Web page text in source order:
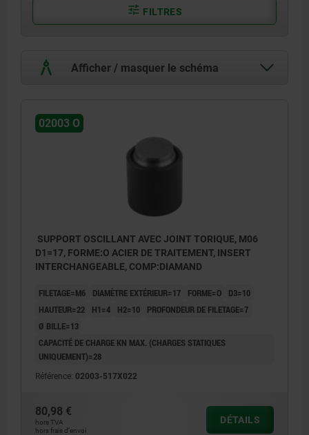
FILTRES
Afficher / masquer le schéma
02003 O
SUPPORT OSCILLANT AVEC JOINT TORIQUE, M06
D1=17, FORME:O ACIER DE TRAITEMENT, INSERT
INTERCHANGEABLE, COMP:DIAMAND
FILETAGE=M6 DIAMÈTRE EXTÉRIEUR=17 FORME=O
D3=10
HAUTEUR=22
H1=4 H2=10
PROFONDEUR DE FILETAGE=7
Ø BILLE=13
CAPACITÉ DE CHARGE KN MAX. (CHARGES STATIQUES
UNIQUEMENT)=28
Référence: 02003-517X022
80,98 €
hors TVA
hors frais d’envoi
DÉTAILS